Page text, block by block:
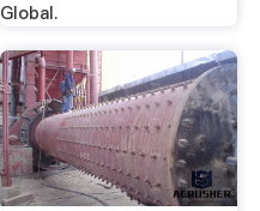
Global.